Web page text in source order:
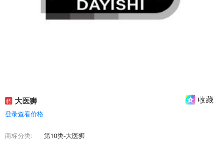
特 大医狮 收藏
登录查看价格
商标分类:
第10类-大医狮